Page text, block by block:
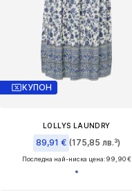
КУПОН
LOLLYS LAUNDRY
89,91 € (175,85 лв.³)
Последна най-ниска цена:99,90 €